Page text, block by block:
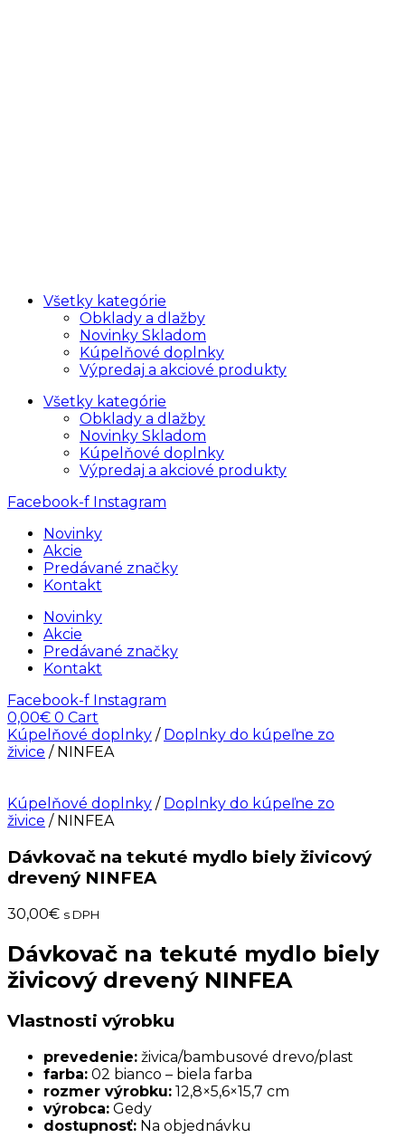
Všetky kategórie
Obklady a dlažby
Novinky Skladom
Kúpelňové doplnky
Výpredaj a akciové produkty
Všetky kategórie
Obklady a dlažby
Novinky Skladom
Kúpelňové doplnky
Výpredaj a akciové produkty
Facebook-f Instagram
Novinky
Akcie
Predávané značky
Kontakt
Novinky
Akcie
Predávané značky
Kontakt
Facebook-f Instagram
0,00€ 0 Cart
Kúpelňové doplnky / Doplnky do kúpeľne zo
živice / NINFEA
Kúpelňové doplnky / Doplnky do kúpeľne zo
živice / NINFEA
Dávkovač na tekuté mydlo biely živicový
drevený NINFEA
30,00€ s DPH
Dávkovač na tekuté mydlo biely
živicový drevený NINFEA
Vlastnosti výrobku
prevedenie: živica/bambusové drevo/plast
farba: 02 bianco – biela farba
rozmer výrobku: 12,8×5,6×15,7 cm
výrobca: Gedy
dostupnosť: Na objednávku